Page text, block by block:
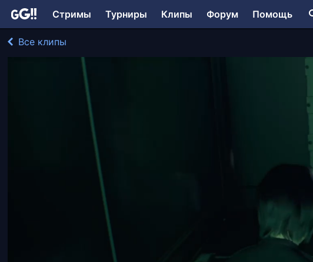
Стримы Турниры Клипы Форум Помощь
Все клипы
Streamota играл в Resident Evil 4